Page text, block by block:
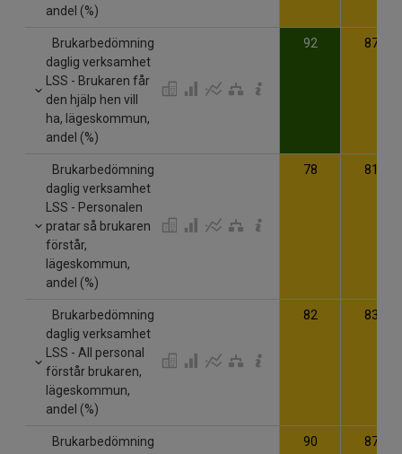
andel (%)
Brukarbedömning
daglig verksamhet
LSS - Brukaren får
den hjälp hen vill
ha, lägeskommun,
andel (%)
92 87
Brukarbedömning
daglig verksamhet
LSS - Personalen
pratar så brukaren
förstår,
lägeskommun,
andel (%)
78 81
Brukarbedömning
daglig verksamhet
LSS - All personal
förstår brukaren,
lägeskommun,
andel (%)
82 83
Brukarbedömning
90 87